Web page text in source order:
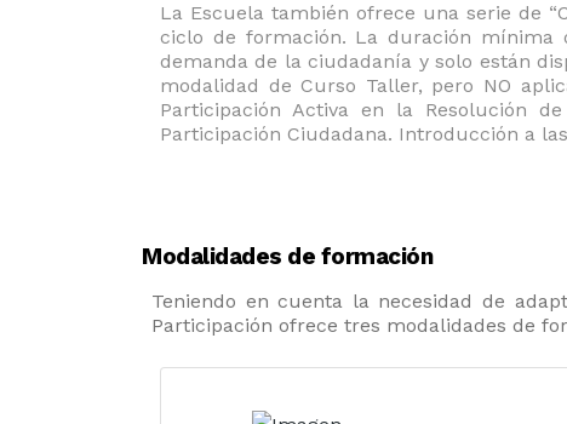
La Escuela también ofrece una serie de
ciclo de formación. La duración mínima
demanda de la ciudadanía y solo están
modalidad de Curso Taller, pero NO
Participación Activa en la Resolución
Participación Ciudadana. Introducción a
Modalidades de formación
Teniendo en cuenta la necesidad de
Participación ofrece tres modalidades de